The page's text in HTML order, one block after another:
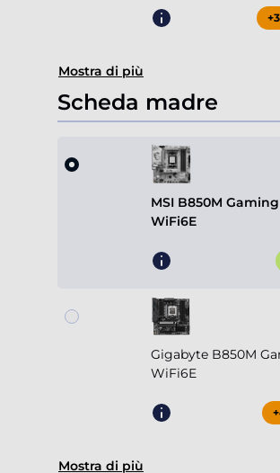
Mostra di più
Scheda madre
MSI B850M
WiFi6E
Gigabyte B850M
WiFi6E
Mostra di più